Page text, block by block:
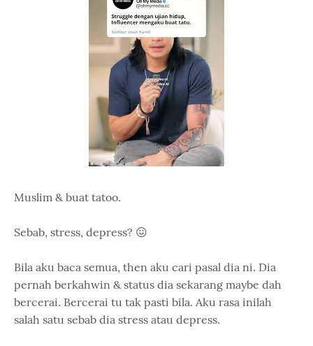
Muslim & buat tatoo.
Sebab, stress, depress? 😖
Bila aku baca semua, then aku cari pasal dia ni. Dia
pernah berkahwin & status dia sekarang maybe dah
bercerai. Bercerai tu tak pasti bila. Aku rasa inilah
salah satu sebab dia stress atau depress.